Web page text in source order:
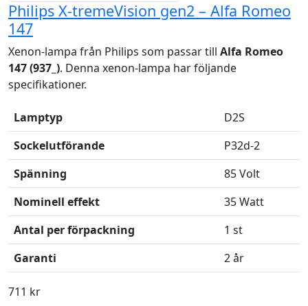
Philips X-tremeVision gen2 – Alfa Romeo
147
Xenon-lampa från Philips som passar till Alfa Romeo
147 (937_). Denna xenon-lampa har följande
specifikationer.
Lamptyp
D2S
Sockelutförande
P32d-2
Spänning
85 Volt
Nominell effekt
35 Watt
Antal per förpackning
1 st
Garanti
2 år
711 kr